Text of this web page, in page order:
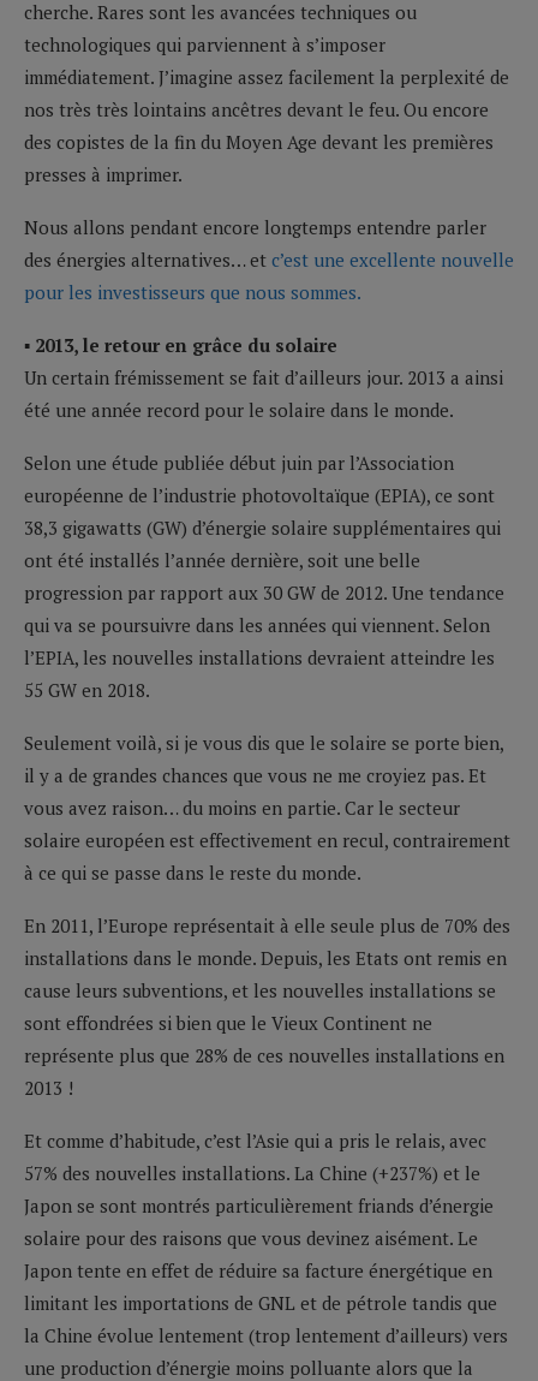
cherche. Rares sont les avancées techniques ou
technologiques qui parviennent à s’imposer
immédiatement. J’imagine assez facilement la perplexité de
nos très très lointains ancêtres devant le feu. Ou encore
des copistes de la fin du Moyen Age devant les premières
presses à imprimer.
Nous allons pendant encore longtemps entendre parler
des énergies alternatives… et c’est une excellente nouvelle
pour les investisseurs que nous sommes.
▪ 2013, le retour en grâce du solaire
Un certain frémissement se fait d’ailleurs jour. 2013 a ainsi
été une année record pour le solaire dans le monde.
Selon une étude publiée début juin par l’Association
européenne de l’industrie photovoltaïque (EPIA), ce sont
38,3 gigawatts (GW) d’énergie solaire supplémentaires qui
ont été installés l’année dernière, soit une belle
progression par rapport aux 30 GW de 2012. Une tendance
qui va se poursuivre dans les années qui viennent. Selon
l’EPIA, les nouvelles installations devraient atteindre les
55 GW en 2018.
Seulement voilà, si je vous dis que le solaire se porte bien,
il y a de grandes chances que vous ne me croyiez pas. Et
vous avez raison… du moins en partie. Car le secteur
solaire européen est effectivement en recul, contrairement
à ce qui se passe dans le reste du monde.
En 2011, l’Europe représentait à elle seule plus de 70% des
installations dans le monde. Depuis, les Etats ont remis en
cause leurs subventions, et les nouvelles installations se
sont effondrées si bien que le Vieux Continent ne
représente plus que 28% de ces nouvelles installations en
2013 !
Et comme d’habitude, c’est l’Asie qui a pris le relais, avec
57% des nouvelles installations. La Chine (+237%) et le
Japon se sont montrés particulièrement friands d’énergie
solaire pour des raisons que vous devinez aisément. Le
Japon tente en effet de réduire sa facture énergétique en
limitant les importations de GNL et de pétrole tandis que
la Chine évolue lentement (trop lentement d’ailleurs) vers
une production d’énergie moins polluante alors que la